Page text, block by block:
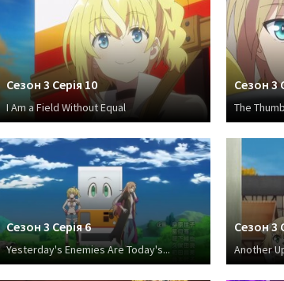
Сезон 3 Серія 10
I Am a Field Without Equal
Сезон 3
The
Сезон 3 Серія 6
Yesterday's Enemies Are Today's...
Сезон 3
Another